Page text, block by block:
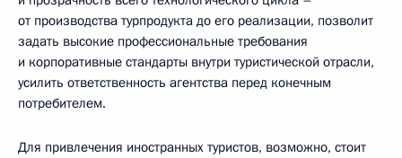
от производства турпродукта до его реализации, позволит
задать высокие профессиональные требования
и корпоративные стандарты внутри туристической отрасли,
усилить ответственность агентства перед конечным
потребителем.
Для привлечения иностранных туристов, возможно, стоит